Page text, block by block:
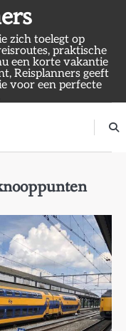
zich toelegt op
praktische
een korte vakantie
Reisplanners geeft
voor een perfecte